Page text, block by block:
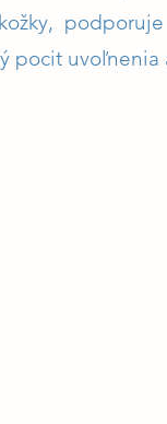
pocit